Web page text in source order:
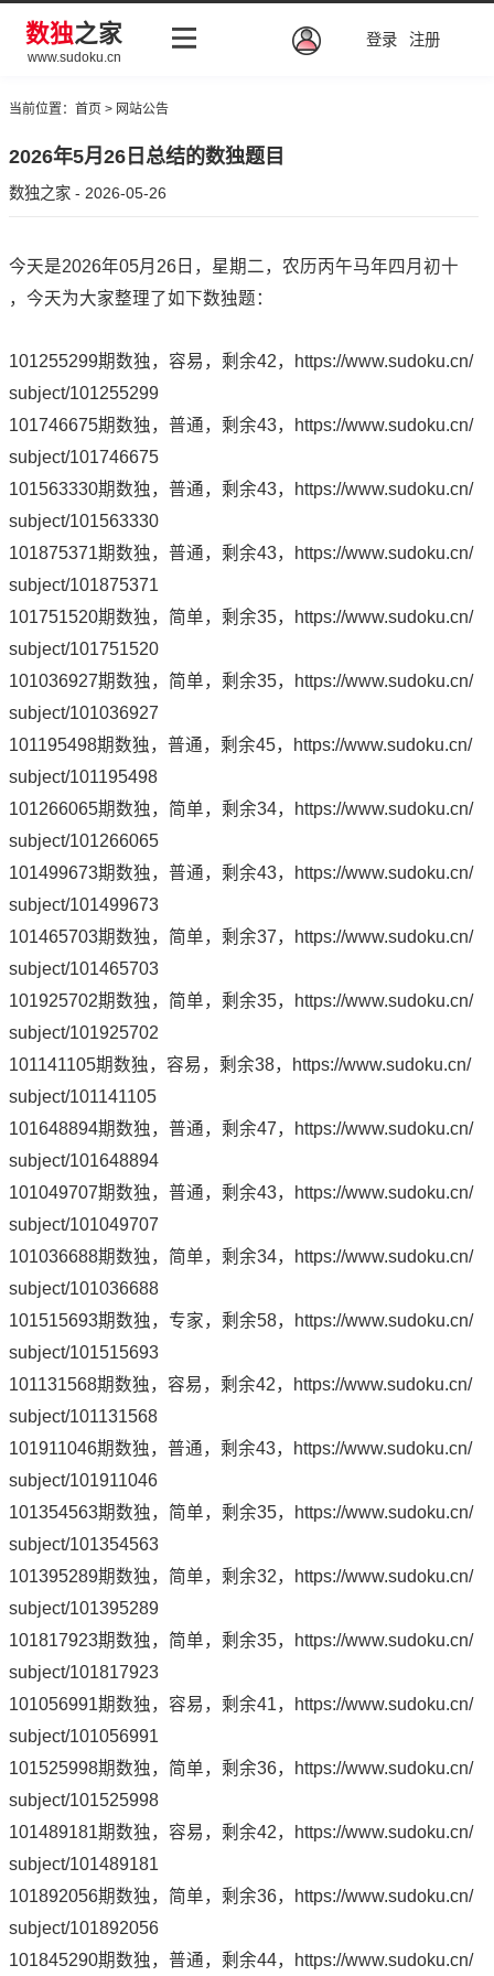
数独之家
www.sudoku.cn
登录 注册
当前位置： 首页 > 网站公告
2026年5月26日总结的数独题目
数独之家 - 2026-05-26
今天是2026年05月26日，星期二，农历丙午马年四月初十
，今天为大家整理了如下数独题：
101255299期数独，容易，剩余42，
https://www.sudoku.cn/
subject/101255299
101746675期数独，普通，剩余43，
https://www.sudoku.cn/
subject/101746675
101563330期数独，普通，剩余43，
https://www.sudoku.cn/
subject/101563330
101875371期数独，普通，剩余43，
https://www.sudoku.cn/
subject/101875371
101751520期数独，简单，剩余35，
https://www.sudoku.cn/
subject/101751520
101036927期数独，简单，剩余35，
https://www.sudoku.cn/
subject/101036927
101195498期数独，普通，剩余45，
https://www.sudoku.cn/
subject/101195498
101266065期数独，简单，剩余34，
https://www.sudoku.cn/
subject/101266065
101499673期数独，普通，剩余43，
https://www.sudoku.cn/
subject/101499673
101465703期数独，简单，剩余37，
https://www.sudoku.cn/
subject/101465703
101925702期数独，简单，剩余35，
https://www.sudoku.cn/
subject/101925702
101141105期数独，容易，剩余38，
https://www.sudoku.cn/
subject/101141105
101648894期数独，普通，剩余47，
https://www.sudoku.cn/
subject/101648894
101049707期数独，普通，剩余43，
https://www.sudoku.cn/
subject/101049707
101036688期数独，简单，剩余34，
https://www.sudoku.cn/
subject/101036688
101515693期数独，专家，剩余58，
https://www.sudoku.cn/
subject/101515693
101131568期数独，容易，剩余42，
https://www.sudoku.cn/
subject/101131568
101911046期数独，普通，剩余43，
https://www.sudoku.cn/
subject/101911046
101354563期数独，简单，剩余35，
https://www.sudoku.cn/
subject/101354563
101395289期数独，简单，剩余32，
https://www.sudoku.cn/
subject/101395289
101817923期数独，简单，剩余35，
https://www.sudoku.cn/
subject/101817923
101056991期数独，容易，剩余41，
https://www.sudoku.cn/
subject/101056991
101525998期数独，简单，剩余36，
https://www.sudoku.cn/
subject/101525998
101489181期数独，容易，剩余42，
https://www.sudoku.cn/
subject/101489181
101892056期数独，简单，剩余36，
https://www.sudoku.cn/
subject/101892056
101845290期数独，普通，剩余44，
https://www.sudoku.cn/